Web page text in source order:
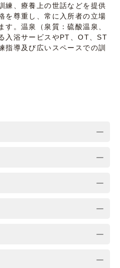
練、療養上の世話などを提供
を尊重し、常に入所者の立場
す。温泉（泉質：硫酸温泉、
入浴サービスやPT、OT、ST
指導及び広いスペースでの訓